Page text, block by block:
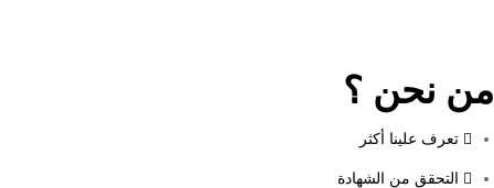
من نحن ؟
تعرف علينا أكثر
التحقق من الشهادة